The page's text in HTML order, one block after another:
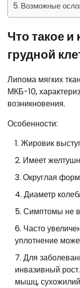
Возможные
Что такое
грудной
Липома мягких
МКБ-10,
возникновения.
Особенности:
Жировик
Имеет
Округлая
Диаметр
Симптомы не
Часто
уплотнение
Для
инвазивный
мышц,